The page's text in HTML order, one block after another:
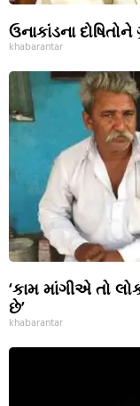
ઉનાકાંડના
khabarantar
‘કામ માંગીએ તો
છે’
khabarantar